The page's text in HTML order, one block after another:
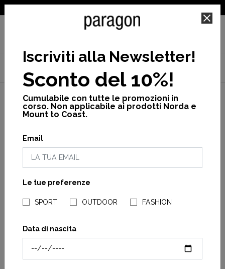
NEGOZI PARAGONSHOP
Home Gift Guide Gift Guide
Fino a 50€
Shoulder bag recycled
Iscriviti alla Newsletter!
Sconto del 10%!
Cumulabile con tutte le promozioni in
corso. Non applicabile ai prodotti Norda e
Mount to Coast.
Email
Le tue preferenze
SPORT OUTDOOR FASHION
Data di nascita